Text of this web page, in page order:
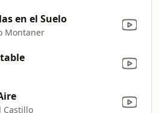
en el Suelo
Montaner
Castillo